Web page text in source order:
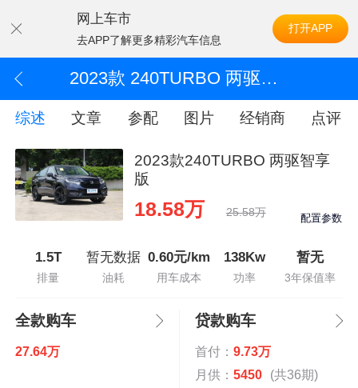
网上车市
去APP了解更多精彩汽车信息
打开APP
2023款 240TURBO 两驱智享版
综述 文章 参配 图片 经销商 点评
2023款240TURBO 两驱智享
版
18.58万 25.58万 配置参数
1.5T
排量
暂无数据
油耗
0.60元/km
用车成本
138Kw
功率
暂无
3年保值率
全款购车
27.64万
贷款购车
首付： 9.73万
月供： 5450 (共36期)